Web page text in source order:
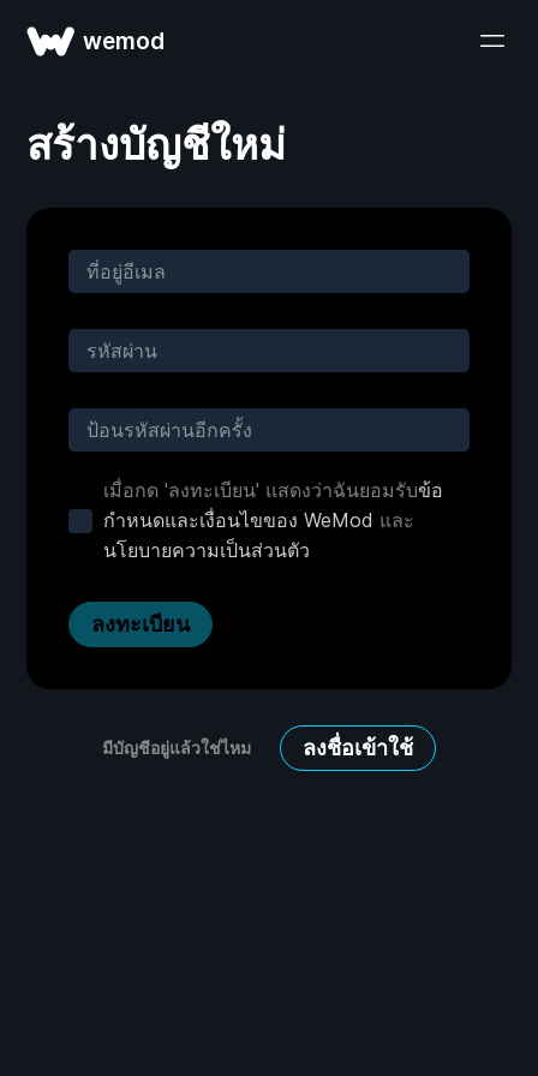
wemod
สร้างบัญชีใหม่
ลงทะเบียน
เมื่อกด 'ลงทะเบียน' แสดงว่าฉันยอมรับข้อ
กำหนดและเงื่อนไขของ WeMod และ
นโยบายความเป็นส่วนตัว
มีบัญชีอยู่แล้วใช่ไหม ลงชื่อเข้าใช้